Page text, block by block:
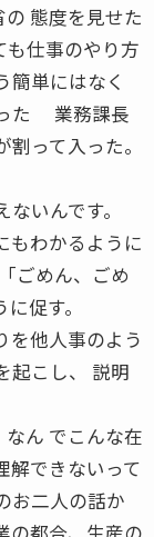
の 態度を見せた
も仕事のやり方
簡単にはなく
た 業務課長
って入った。
いんです。
もわかるように
ごめん、ごめ
促す。
を他人事のよう
起こし、 説明
ん でこんな在
解できないって
二人の話か